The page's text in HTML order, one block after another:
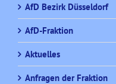
AfD Bezirk Düsseldorf
AfD-Fraktion
Aktuelles
Anfragen der Fraktion